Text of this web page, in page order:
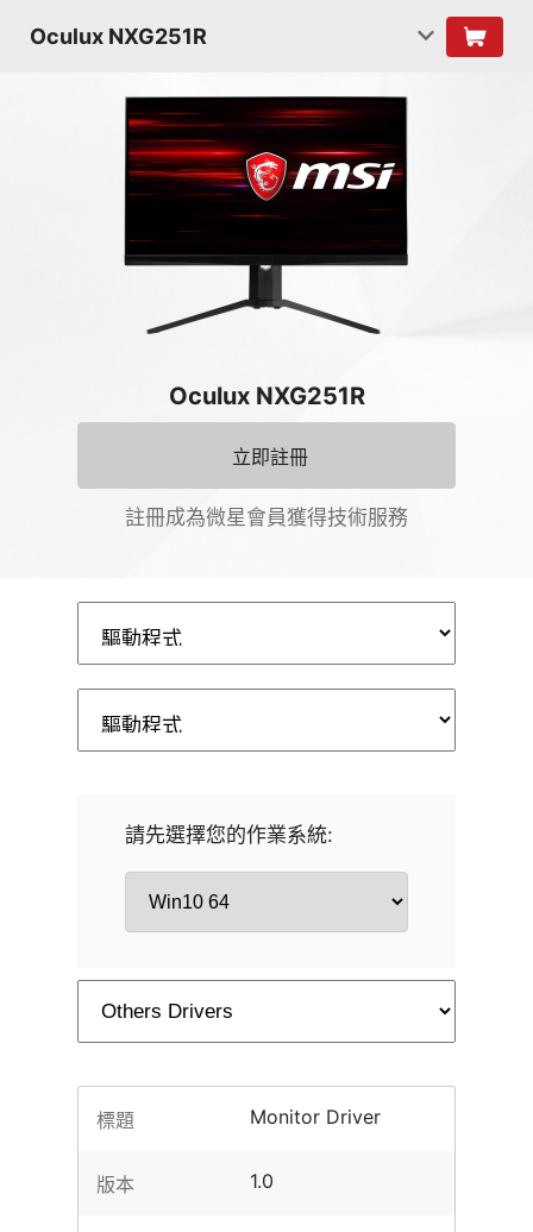
Oculux NXG251R
Oculux NXG251R
立即註冊
註冊成為微星會員獲得技術服務
請先選擇您的作業系統:
標題 Monitor Driver
版本 1.0